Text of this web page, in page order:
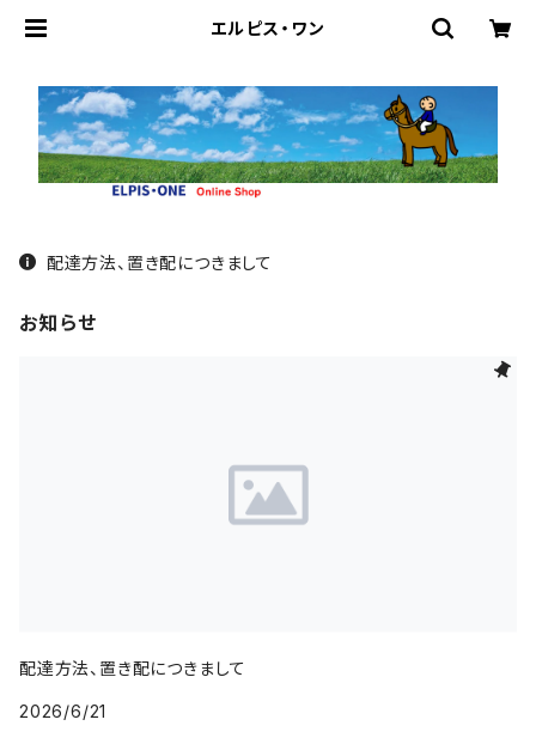
エルピス・ワン
配達方法、置き配につきまして
お知らせ
配達方法、置き配につきまして
2026/6/21